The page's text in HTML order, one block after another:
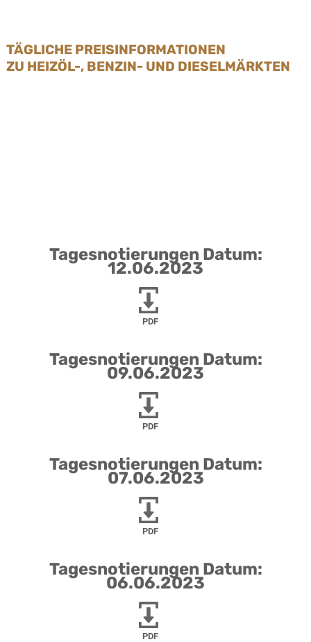
TÄGLICHE PREISINFORMATIONEN
ZU HEIZÖL-, BENZIN- UND DIESELMÄRKTEN
Tagesnotierungen Datum:
12.06.2023
PDF
Tagesnotierungen Datum:
09.06.2023
PDF
Tagesnotierungen Datum:
07.06.2023
PDF
Tagesnotierungen Datum:
06.06.2023
PDF